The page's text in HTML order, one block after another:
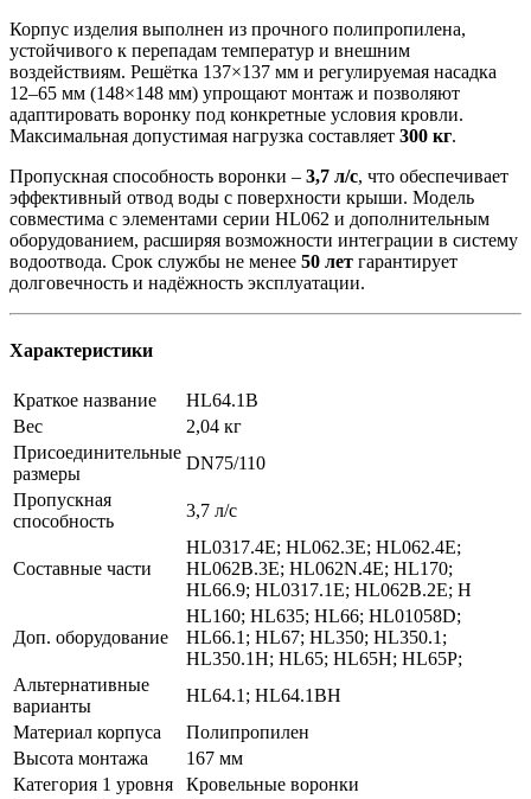
Корпус изделия выполнен из прочного полипропилена,
устойчивого к перепадам температур и внешним
воздействиям. Решётка 137×137 мм и регулируемая насадка
12–65 мм (148×148 мм) упрощают монтаж и позволяют
адаптировать воронку под конкретные условия кровли.
Максимальная допустимая нагрузка составляет 300 кг.
Пропускная способность воронки – 3,7 л/с, что обеспечивает
эффективный отвод воды с поверхности крыши. Модель
совместима с элементами серии HL062 и дополнительным
оборудованием, расширяя возможности интеграции в систему
водоотвода. Срок службы не менее 50 лет гарантирует
долговечность и надёжность эксплуатации.
Характеристики
Краткое название
HL64.1B
Вес
2,04 кг
Присоединительные
размеры
DN75/110
Пропускная
способность
3,7 л/с
Составные части
HL0317.4E; HL062.3E; HL062.4E;
HL062B.3E; HL062N.4E; HL170;
HL66.9; HL0317.1E; HL062B.2E; H
Доп. оборудование
HL160; HL635; HL66; HL01058D;
HL66.1; HL67; HL350; HL350.1;
HL350.1H; HL65; HL65H; HL65P;
Альтернативные
варианты
HL64.1; HL64.1BH
Материал корпуса
Полипропилен
Высота монтажа
167 мм
Категория 1 уровня
Кровельные воронки